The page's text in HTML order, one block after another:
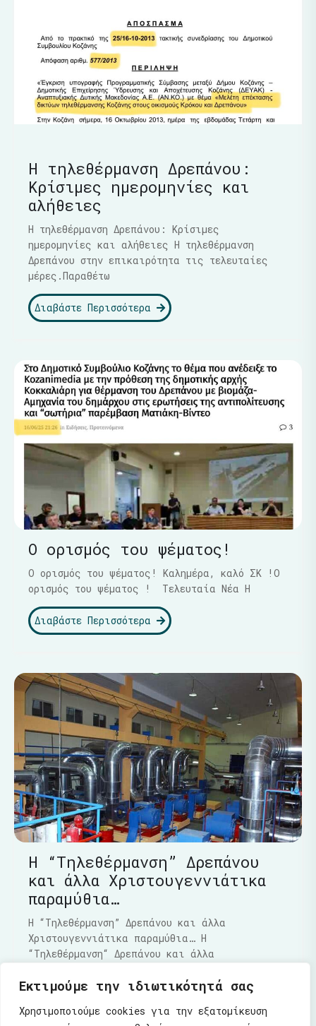
Εκτιμούμε την ιδιωτικότητά σας
Χρησιμοποιούμε cookies για την εξατομίκευση
Η τηλεθέρμανση Δρεπάνου:
Κρίσιμες ημερομηνίες και
αλήθειες
Η τηλεθέρμανση Δρεπάνου: Κρίσιμες
ημερομηνίες και αλήθειες Η τηλεθέρμανση
Δρεπάνου στην επικαιρότητα τις τελευταίες
μέρες.Παραθέτω
Διαβάστε Περισσότερα
Ο ορισμός του ψέματος!
Ο ορισμός του ψέματος! Καλημέρα, καλό ΣΚ !Ο
ορισμός του ψέματος ! Τελευταία Νέα Η
Διαβάστε Περισσότερα
Η “Τηλεθέρμανση” Δρεπάνου
και άλλα Χριστουγεννιάτικα
παραμύθια…
Η “Τηλεθέρμανση” Δρεπάνου και άλλα
Χριστουγεννιάτικα παραμύθια… Η
“Τηλεθέρμανση“ Δρεπάνου και άλλα